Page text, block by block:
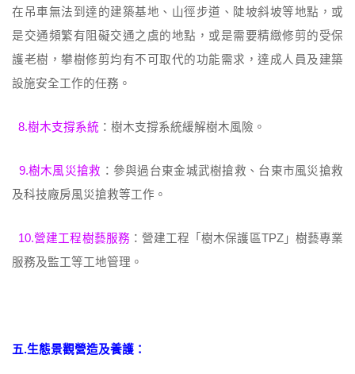
在吊車無法到達的建築基地、山徑步道、陡坡斜坡等地點，或
是交通頻繁有阻礙交通之虞的地點，或是需要精緻修剪的受保
護老樹，攀樹修剪均有不可取代的功能需求，達成人員及建築
設施安全工作的任務。
8.樹木支撐系統 ：樹木支撐系統緩解樹木風險。
9.樹木風災搶救 ：參與過台東金城武樹搶救、台東市風災搶救
及科技廠房風災搶救等工作。
10.營建工程樹藝服務 ：營建工程「樹木保護區TPZ」樹藝專業
服務及監工等工地管理。
五.生態景觀營造及養護：